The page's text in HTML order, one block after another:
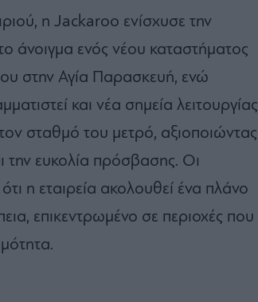
η Jackaroo ενίσχυσε την
άνοιγμα ενός νέου καταστήματος
στην Αγία Παρασκευή, ενώ
και νέα σημεία λειτουργίας
σταθμό του μετρό, αξιοποιώντας
την ευκολία πρόσβασης. Οι
η εταιρεία ακολουθεί ένα πλάνο
επικεντρωμένο σε περιοχές που